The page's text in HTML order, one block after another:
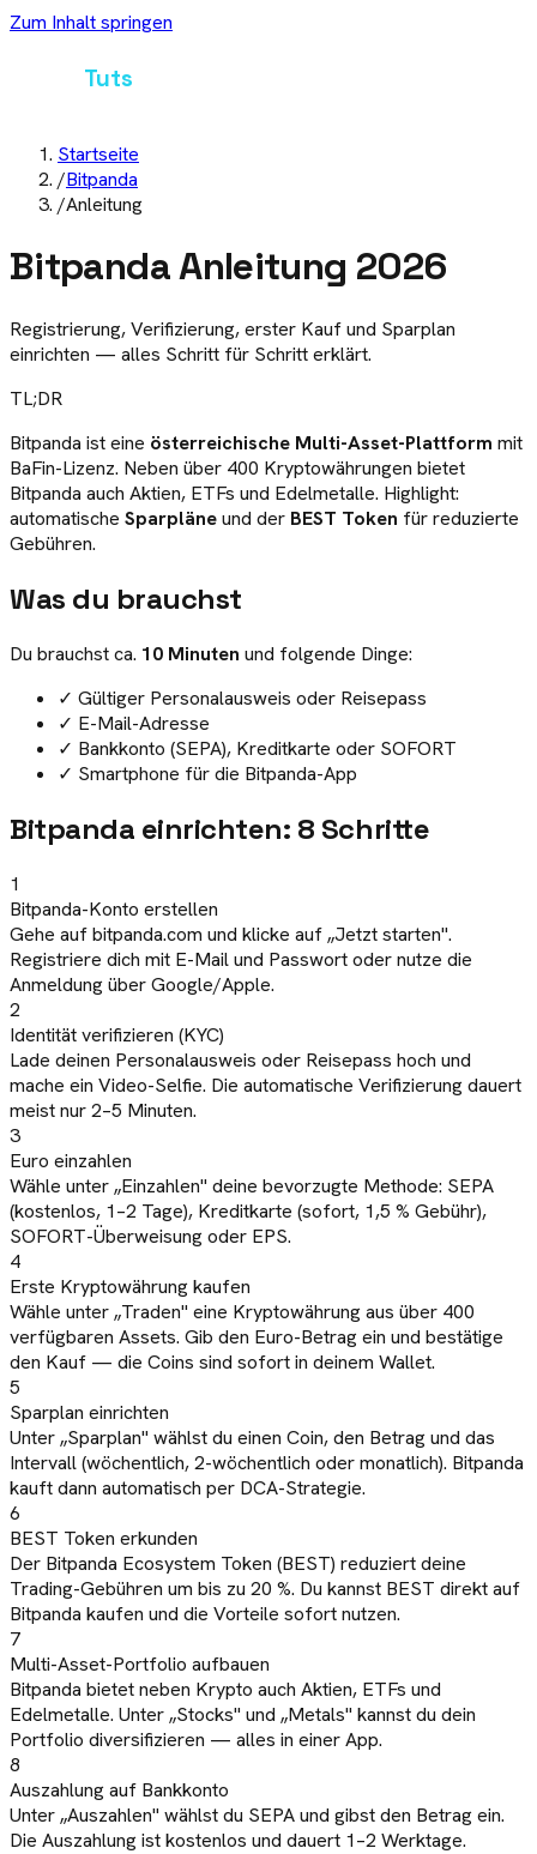
Zum Inhalt springen
Tuts
Startseite
/Bitpanda
/Anleitung
BitpandaAnleitung 2026
Registrierung, Verifizierung, erster Kauf und Sparplan
einrichten — alles Schritt für Schritt erklärt.
TL;DR
Bitpanda ist eine österreichische Multi-Asset-Plattform mit
BaFin-Lizenz. Neben über 400 Kryptowährungen bietet
Bitpanda auch Aktien, ETFs und Edelmetalle. Highlight:
automatische Sparpläneund der BEST Token für reduzierte
Gebühren.
Was du brauchst
Du brauchst ca. 10 Minuten und folgende Dinge:
✓ Gültiger Personalausweis oder Reisepass
✓ E-Mail-Adresse
✓ Bankkonto (SEPA), Kreditkarte oder SOFORT
✓ Smartphone für die Bitpanda-App
Bitpanda einrichten: 8 Schritte
1
Bitpanda-Konto erstellen
Gehe auf bitpanda.com und klicke auf „Jetzt starten".
Registriere dich mit E-Mail und Passwort oder nutze die
Anmeldung über Google/Apple.
2
Identität verifizieren (KYC)
Lade deinen Personalausweis oder Reisepass hoch und
mache ein Video-Selfie. Die automatische Verifizierung dauert
meist nur 2–5 Minuten.
3
Euro einzahlen
Wähle unter „Einzahlen" deine bevorzugte Methode: SEPA
(kostenlos, 1–2 Tage), Kreditkarte (sofort, 1,5 % Gebühr),
SOFORT-Überweisung oder EPS.
4
Erste Kryptowährung kaufen
Wähle unter „Traden" eine Kryptowährung aus über 400
verfügbaren Assets. Gib den Euro-Betrag ein und bestätige
den Kauf — die Coins sind sofort in deinem Wallet.
5
Sparplan einrichten
Unter „Sparplan" wählst du einen Coin, den Betrag und das
Intervall (wöchentlich, 2-wöchentlich oder monatlich). Bitpanda
kauft dann automatisch per DCA-Strategie.
6
BEST Token erkunden
Der Bitpanda Ecosystem Token (BEST) reduziert deine
Trading-Gebühren um bis zu 20 %. Du kannst BEST direkt auf
Bitpanda kaufen und die Vorteile sofort nutzen.
7
Multi-Asset-Portfolio aufbauen
Bitpanda bietet neben Krypto auch Aktien, ETFs und
Edelmetalle. Unter „Stocks" und „Metals" kannst du dein
Portfolio diversifizieren — alles in einer App.
8
Auszahlung auf Bankkonto
Unter „Auszahlen" wählst du SEPA und gibst den Betrag ein.
Die Auszahlung ist kostenlos und dauert 1–2 Werktage.